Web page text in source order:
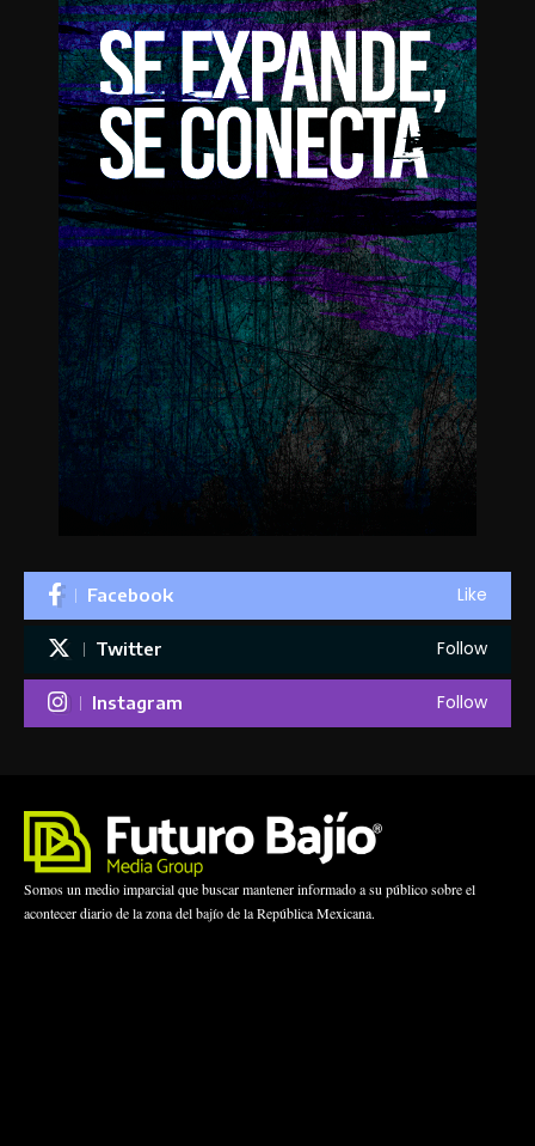
Facebook Like
Twitter Follow
Instagram Follow
Somos un medio imparcial que buscar mantener informado a su público sobre el
acontecer diario de la zona del bajío de la República Mexicana.